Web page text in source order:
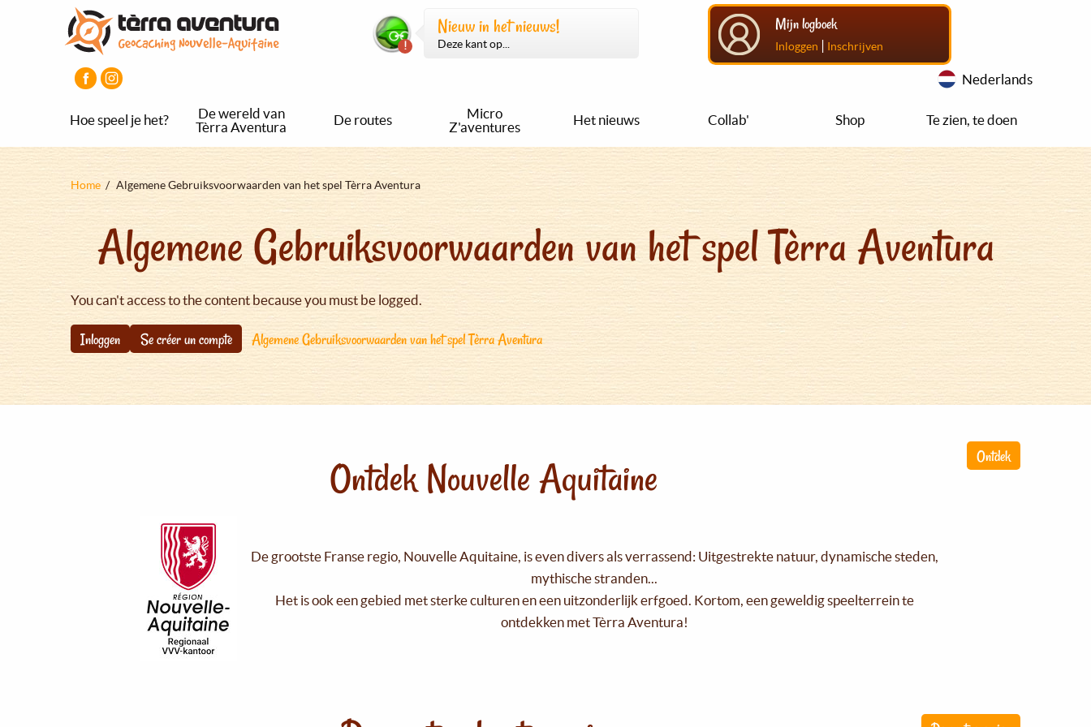
Nieuw in het nieuws!
Deze kant op...
Mijn logboek
Inloggen | Inschrijven
Nederlands
Hoe speel je het?
De wereld van
Tèrra Aventura
De routes
Micro
Z'aventures
Het nieuws Collab' Shop Te zien, te doen
Kruimelpad
Home Algemene Gebruiksvoorwaarden van het spel Tèrra Aventura
Algemene Gebruiksvoorwaarden van het spel Tèrra Aventura
You can't access to the content because you must be logged.
Inloggen Se créer un compte Algemene Gebruiksvoorwaarden van het spel Tèrra Aventura
Ontdek
Ontdek Nouvelle Aquitaine
De grootste Franse regio, Nouvelle Aquitaine, is even divers als verrassend: Uitgestrekte natuur, dynamische steden,
mythische stranden...
Het is ook een gebied met sterke culturen en een uitzonderlijk erfgoed. Kortom, een geweldig speelterrein te
ontdekken met Tèrra Aventura!